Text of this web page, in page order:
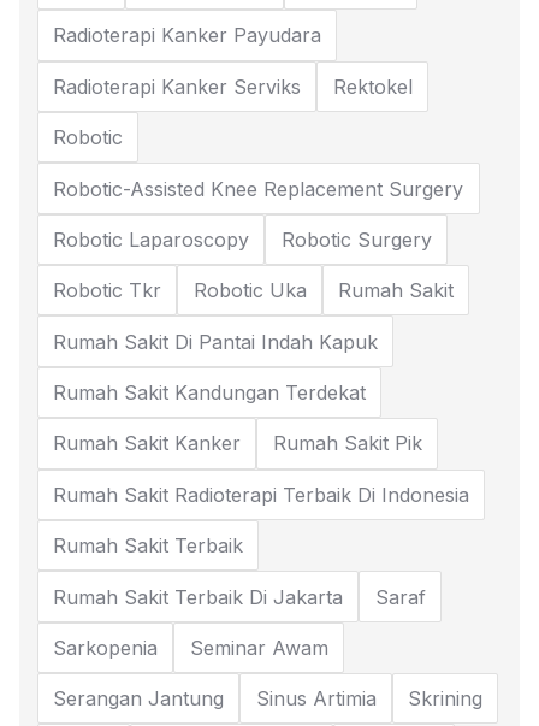
Radioterapi Kanker Payudara
Radioterapi Kanker Serviks Rektokel
Robotic
Robotic-Assisted Knee Replacement Surgery
Robotic Laparoscopy Robotic Surgery
Robotic Tkr Robotic Uka Rumah Sakit
Rumah Sakit Di Pantai Indah Kapuk
Rumah Sakit Kandungan Terdekat
Rumah Sakit Kanker Rumah Sakit Pik
Rumah Sakit Radioterapi Terbaik Di Indonesia
Rumah Sakit Terbaik
Rumah Sakit Terbaik Di Jakarta Saraf
Sarkopenia Seminar Awam
Serangan Jantung Sinus Artimia Skrining